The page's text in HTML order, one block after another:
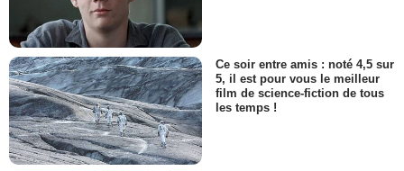
Ce soir entre amis : noté 4,5 sur
5, il est pour vous le meilleur
film de science-fiction de tous
les temps !